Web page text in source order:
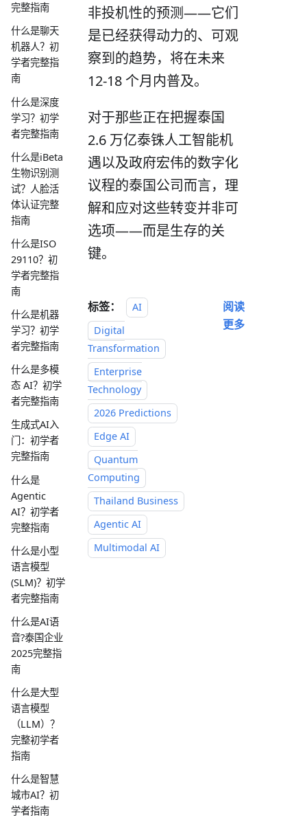
完整指南
什么是聊天
机器人？初
学者完整指
南
什么是深度
学习？初学
者完整指南
什么是iBeta
生物识别测
试？人脸活
体认证完整
指南
什么是ISO
29110？初
学者完整指
南
什么是机器
学习？初学
者完整指南
什么是多模
态 AI？初学
者完整指南
生成式AI入
门：初学者
完整指南
什么是
Agentic
AI？初学者
完整指南
什么是小型
语言模型
(SLM)？初学
者完整指南
什么是AI语
音?泰国企业
2025完整指
南
什么是大型
语言模型
（LLM）？
完整初学者
指南
什么是智慧
城市AI？初
学者指南
非投机性的预测——它们
是已经获得动力的、可观
察到的趋势，将在未来
12-18 个月内普及。
对于那些正在把握泰国
2.6 万亿泰铢人工智能机
遇以及政府宏伟的数字化
议程的泰国公司而言，理
解和应对这些转变并非可
选项——而是生存的关
键。
标签：
AI
Digital
Transformation
Enterprise
Technology
2026 Predictions
Edge AI
Quantum
Computing
Thailand Business
Agentic AI
Multimodal AI
阅读
更多